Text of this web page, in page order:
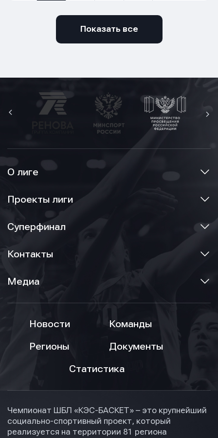
Показать все
О лиге
Проекты лиги
Суперфинал
Контакты
Медиа
Новости
Команды
Регионы
Документы
Статистика
Чемпионат ШБЛ «КЭС-БАСКЕТ» – это крупнейший
социально-спортивный проект, который
реализуется на территории 81 региона